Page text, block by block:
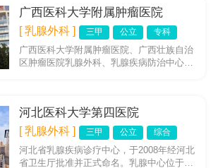
广西医科大学附属肿瘤医院
[ 乳腺外科 ] 三甲 公立 专科
广西医科大学附属肿瘤医院、广西壮族自治
区肿瘤医院乳腺外科、乳腺疾病防治中心是
河北医科大学第四医院
[ 乳腺外科 ] 三甲 公立 综合
河北省乳腺疾病诊疗中心，于2008年经河北
省卫生厅批准并正式命名。乳腺中心位于石